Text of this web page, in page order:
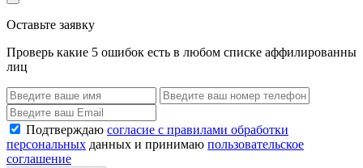
Оставьте заявку
Проверь какие 5 ошибок есть в любом списке аффилированны
лиц
Подтверждаю согласие с правилами обработки
персональных данных и принимаю пользовательское
соглашение